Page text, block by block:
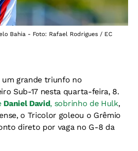
Bahia - Foto: Rafael Rodrigues / EC
grande triunfo no
Sub-17 nesta quarta-feira, 8.
Daniel David, sobrinho de Hulk,
o Tricolor goleou o Grêmio
direto por vaga no G-8 da